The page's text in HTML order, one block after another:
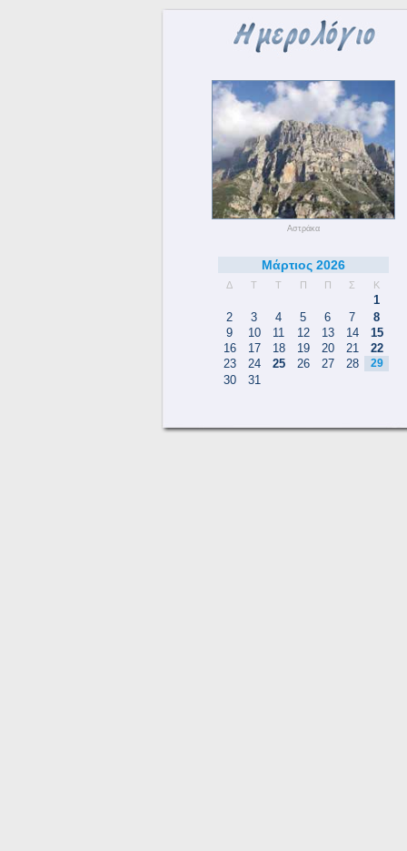
Αστράκα
Μάρτιος 2026
Δ Τ Τ Π Π Σ Κ
1
2
3 4 5 6 7
8
9
10 11 12 13 14
15
16
17 18 19 20 21
22
23
24 25 26 27 28 29
30 31